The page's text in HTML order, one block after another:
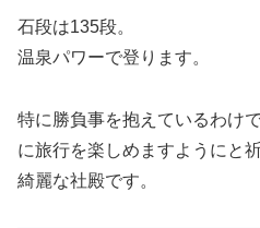
石段は135段。
温泉パワーで登ります。
特に勝負事を抱えているわけ
に旅行を楽しめますようにと
綺麗な社殿です。